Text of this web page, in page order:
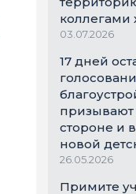
коллегами
03.07.2026
17 дней
призывают
стороне и
новой
26.05.2026
Примите